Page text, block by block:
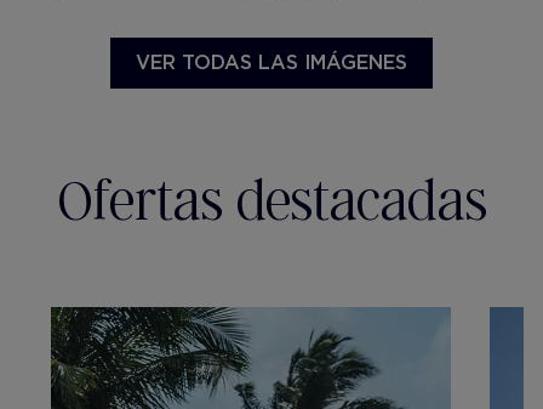
VER TODAS LAS IMÁGENES
Ofertas destacadas